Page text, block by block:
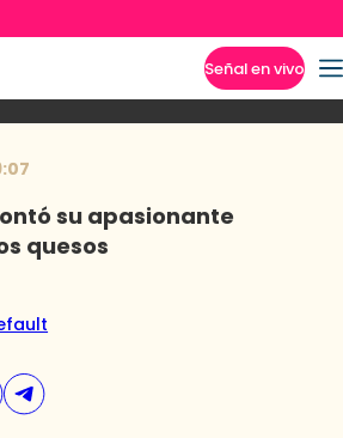
Señal en vivo
Secretos de los AndesLos reyes
su apasionante
quesos